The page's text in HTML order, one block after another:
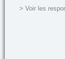
> Voir les